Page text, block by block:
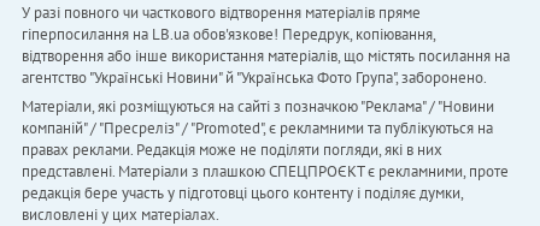
У разі повного чи часткового відтворення матеріалів пряме
гіперпосилання на LB.ua обов'язкове! Передрук, копіювання,
відтворення або інше використання матеріалів, що містять посилання на
агентство "Українськi Новини" й "Українська Фото Група", заборонено.
Матеріали, які розміщуються на сайті з позначкою "Реклама" / "Новини
компаній" / "Пресреліз" / "Promoted", є рекламними та публікуються на
правах реклами. Редакція може не поділяти погляди, які в них
представлені. Матеріали з плашкою СПЕЦПРОЄКТ є рекламними, проте
редакція бере участь у підготовці цього контенту і поділяє думки,
висловлені у цих матеріалах.